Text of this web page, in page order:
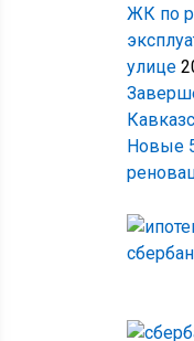
ЖК по
улице
Новые